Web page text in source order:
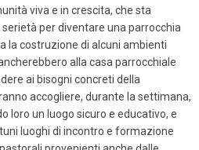
viva e in crescita, che sta
per diventare una parrocchia
la costruzione di alcuni ambienti
alla casa parrocchiale
ai bisogni concreti della
accogliere, durante la settimana,
loro un luogo sicuro e educativo, e
luoghi di incontro e formazione